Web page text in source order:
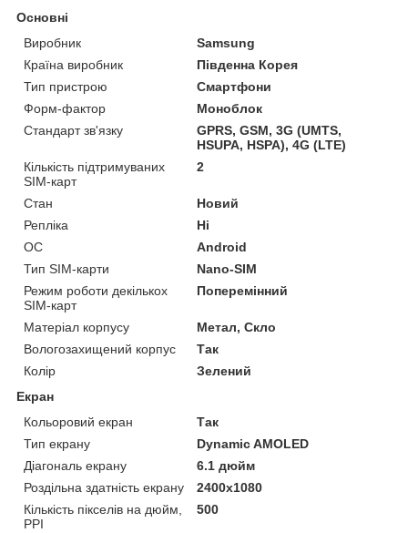
Основні
Виробник
Samsung
Країна виробник
Південна Корея
Тип пристрою
Смартфони
Форм-фактор
Моноблок
Стандарт зв'язку
GPRS, GSM, 3G (UMTS,
HSUPA, HSPA), 4G (LTE)
Кількість підтримуваних
SIM-карт
2
Стан
Новий
Репліка
Ні
ОС
Android
Тип SIM-карти
Nano-SIM
Режим роботи декількох
SIM-карт
Поперемінний
Матеріал корпусу
Метал, Скло
Вологозахищений корпус
Так
Колір
Зелений
Екран
Кольоровий екран
Так
Тип екрану
Dynamic AMOLED
Діагональ екрану
6.1 дюйм
Роздільна здатність екрану
2400x1080
Кількість пікселів на дюйм,
PPI
500